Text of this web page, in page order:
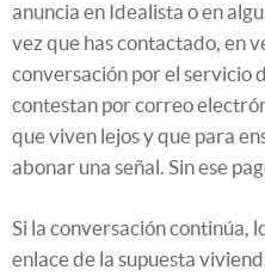
anuncia en Idealista o en
vez que has contactado, en
conversación por el servicio
contestan por correo
que viven lejos y que para
abonar una señal. Sin ese
Si la conversación continúa,
enlace de la supuesta